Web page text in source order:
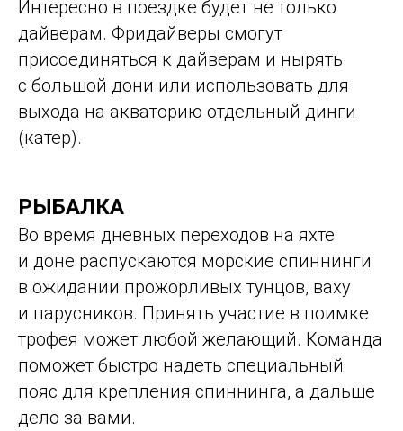
Интересно в поездке будет не только
дайверам. Фридайверы смогут
присоединяться к дайверам и нырять
с большой дони или использовать для
выхода на акваторию отдельный динги
(катер).
РЫБАЛКА
Во время дневных переходов на яхте
и доне распускаются морские спиннинги
в ожидании прожорливых тунцов, ваху
и парусников. Принять участие в поимке
трофея может любой желающий. Команда
поможет быстро надеть специальный
пояс для крепления спиннинга, а дальше
дело за вами.